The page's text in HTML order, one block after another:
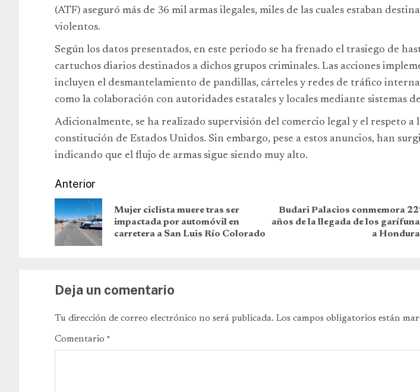
(ATF) aseguró más de 36 mil armas ilegales, miles de las cuales estaban
violentos.
Según los datos presentados, en este periodo se ha frenado el trasiego de
cartuchos diarios destinados a dichos grupos criminales. Las acciones
incluyen el desmantelamiento de pandillas, cárteles y redes de tráfico
como la colaboración con autoridades estatales y locales mediante sistemas
Adicionalmente, se ha realizado supervisión del comercio legal y el respeto a
constitución de Estados Unidos. Sin embargo, pese a estos anuncios, han
indicando que el flujo de armas sigue siendo muy alto.
Anterior
Mujer ciclista muere tras ser
impactada por automóvil en
carretera a San Luis Río Colorado
Budari Palacios conmemora
años de la llegada de los
a
Deja un comentario
Tu dirección de correo electrónico no será publicada. Los campos obligatorios están
Comentario *